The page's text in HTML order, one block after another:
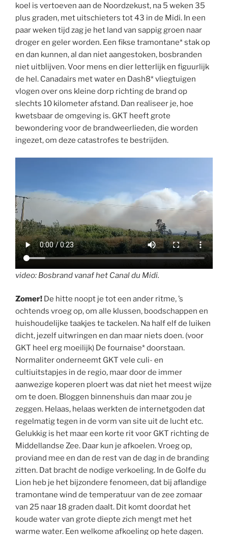
koel is vertoeven aan de Noordzekust, na 5 weken 35
plus graden, met uitschieters tot 43 in de Midi. In een
paar weken tijd zag je het land van sappig groen naar
droger en geler worden. Een fikse tramontane* stak op
en dan kunnen, al dan niet aangestoken, bosbranden
niet uitblijven. Voor mens en dier letterlijk en figuurlijk
de hel. Canadairs met water en Dash8* vliegtuigen
vlogen over ons kleine dorp richting de brand op
slechts 10 kilometer afstand. Dan realiseer je, hoe
kwetsbaar de omgeving is. GKT heeft grote
bewondering voor de brandweerlieden, die worden
ingezet, om deze catastrofes te bestrijden.
video: Bosbrand vanaf het Canal du Midi.
Zomer! De hitte noopt je tot een ander ritme, ’s
ochtends vroeg op, om alle klussen, boodschappen en
huishoudelijke taakjes te tackelen. Na half elf de luiken
dicht, jezelf uitwringen en dan maar niets doen. (voor
GKT heel erg moeilijk) De fournaise* doorstaan.
Normaliter onderneemt GKT vele culi- en
cultiuitstapjes in de regio, maar door de immer
aanwezige koperen ploert was dat niet het meest wijze
om te doen. Bloggen binnenshuis dan maar zou je
zeggen. Helaas, helaas werkten de internetgoden dat
regelmatig tegen in de vorm van site uit de lucht etc.
Gelukkig is het maar een korte rit voor GKT richting de
Middellandse Zee. Daar kun je afkoelen. Vroeg op,
proviand mee en dan de rest van de dag in de branding
zitten. Dat bracht de nodige verkoeling. In de Golfe du
Lion heb je het bijzondere fenomeen, dat bij aflandige
tramontane wind de temperatuur van de zee zomaar
van 25 naar 18 graden daalt. Dit komt doordat het
koude water van grote diepte zich mengt met het
warme water. Een welkome afkoeling op hete dagen.